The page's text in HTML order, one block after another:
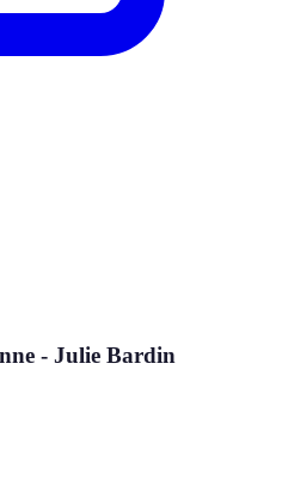
- Julie Bardin